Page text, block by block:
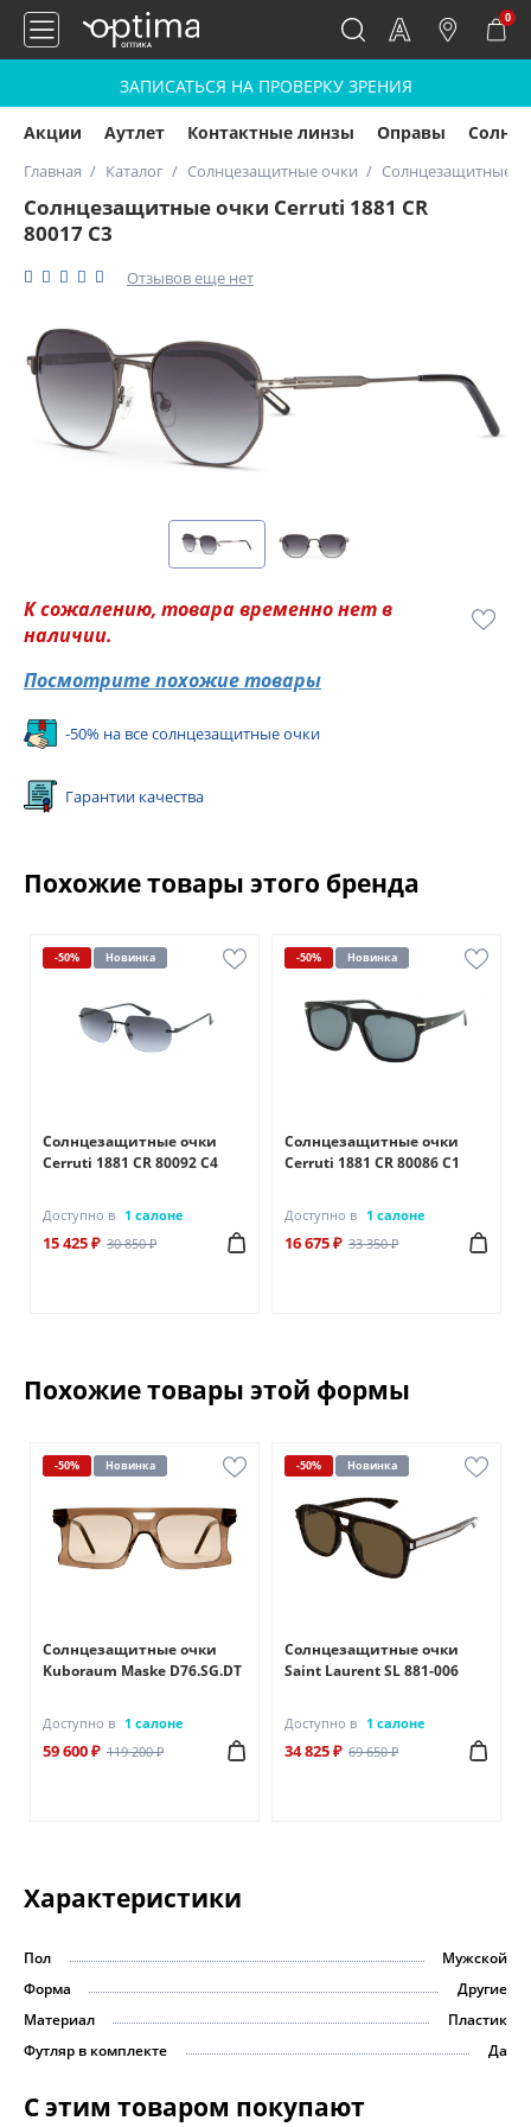
0
ЗАПИСАТЬСЯ НА ПРОВЕРКУ ЗРЕНИЯ
Акции Аутлет Контактные линзы Оправы
Главная Каталог Солнцезащитные очки Солнцезащитные
Солнцезащитные очки Cerruti 1881 CR
80017 C3
Отзывов еще нет
К сожалению, товара временно нет в
наличии.
Посмотрите похожие товары
-50% на все солнцезащитные очки
Гарантии качества
Похожие товары этого бренда
-50% Новинка
Солнцезащитные очки
Cerruti 1881 CR 80092 C4
Доступно в 1 салоне
15 425 ₽ 30 850 ₽
-50% Новинка
Солнцезащитные очки
Cerruti 1881 CR 80086 C1
Доступно в 1 салоне
16 675 ₽ 33 350 ₽
Похожие товары этой формы
-50% Новинка
Солнцезащитные очки
Kuboraum Maske D76.SG.DT
Доступно в 1 салоне
59 600 ₽ 119 200 ₽
-50% Новинка
Солнцезащитные очки
Saint Laurent SL 881-006
Доступно в 1 салоне
34 825 ₽ 69 650 ₽
Характеристики
Пол
Мужской
Форма
Другие
Материал
Пластик
Футляр в комплекте
Да
С этим товаром покупают